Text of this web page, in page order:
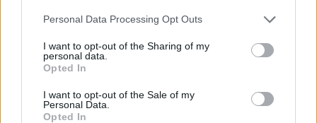
Personal Data Processing Opt Outs
I want to opt-out of the Sharing of my
personal data.
Opted In
I want to opt-out of the Sale of my
Personal Data.
Opted In
Ετικέτες μουσική κινηματογράφος
facebook tweet share
Ακολουθήστε το Sofokleousin.gr στο